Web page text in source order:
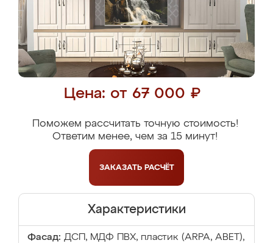
Цена: от 67 000 ₽
Поможем рассчитать точную стоимость!
Ответим менее, чем за 15 минут!
ЗАКАЗАТЬ РАСЧЁТ
Характеристики
Фасад: ДСП, МДФ ПВХ, пластик (ARPA, ABET),